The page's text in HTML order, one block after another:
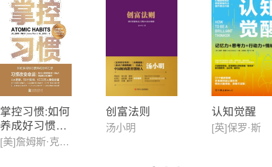
掌控习惯:如何
养成好习惯并
戒除坏习惯(新[美]詹姆斯·克利尔,迩东晨/译
创富法则
汤小明
认知觉醒
[英]保罗·斯